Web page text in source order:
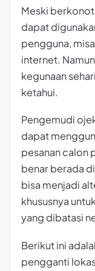
Meski
dapat
pengguna,
internet.
kegunaan
ketahui.
Pengemudi
dapat
pesanan calon
benar berada
bisa menjadi
khususnya
yang dibatasi
Berikut ini
pengganti